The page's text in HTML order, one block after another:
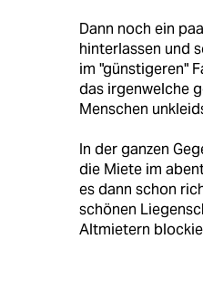
Dann noch ein
hinterlassen und
im "günstigeren"
das irgenwelche
Menschen
In der ganzen
die Miete im
es dann schon
schönen
Altmietern